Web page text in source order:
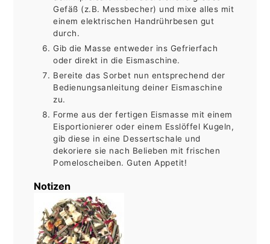
Gefäß (z.B. Messbecher) und mixe alles mit
einem elektrischen Handrührbesen gut
durch.
Gib die Masse entweder ins Gefrierfach
oder direkt in die Eismaschine.
Bereite das Sorbet nun entsprechend der
Bedienungsanleitung deiner Eismaschine
zu.
Forme aus der fertigen Eismasse mit einem
Eisportionierer oder einem Esslöffel Kugeln,
gib diese in eine Dessertschale und
dekoriere sie nach Belieben mit frischen
Pomeloscheiben. Guten Appetit!
Notizen